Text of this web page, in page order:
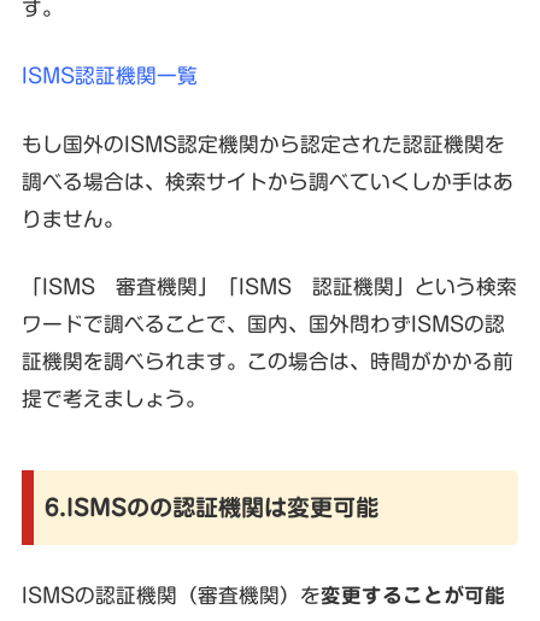
す。
ISMS認証機関一覧
もし国外のISMS認定機関から認定された認証機関を
調べる場合は、検索サイトから調べていくしか手はあ
りません。
「ISMS 審査機関」「ISMS 認証機関」という検索
ワードで調べることで、国内、国外問わずISMSの認
証機関を調べられます。この場合は、時間がかかる前
提で考えましょう。
6.ISMSのの認証機関は変更可能
ISMSの認証機関（審査機関）を変更することが可能